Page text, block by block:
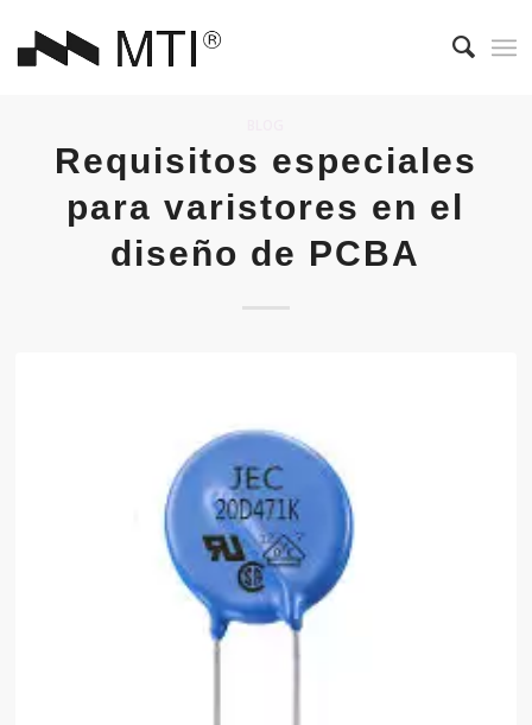
Requisitos especiales
para varistores en el
diseño de PCBA